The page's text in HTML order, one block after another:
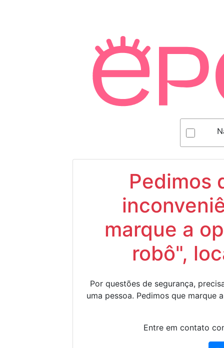
Pedimos
marque a
robô",
Por questões de segurança,
uma pessoa. Pedimos que marque
Entre em contato